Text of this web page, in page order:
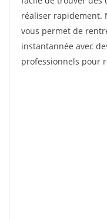
réaliser rapidement.
vous permet de
instantannée avec
professionnels pour